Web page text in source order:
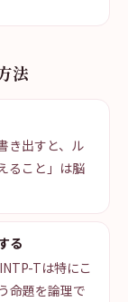
法
き出すと、ル
ること」は脳
る
Tは特にこ
命題を論理で